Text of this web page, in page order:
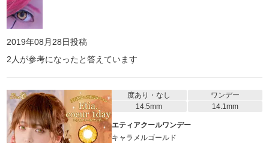
2019年08月28日投稿
2 人が参考になったと答えています
度あり・なし
ワンデー
14.5mm
14.1mm
エティアクールワンデー
キャラメルゴールド